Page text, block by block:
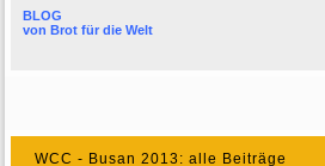
BLOG
von Brot für die Welt
WCC - Busan 2013: alle Beiträge